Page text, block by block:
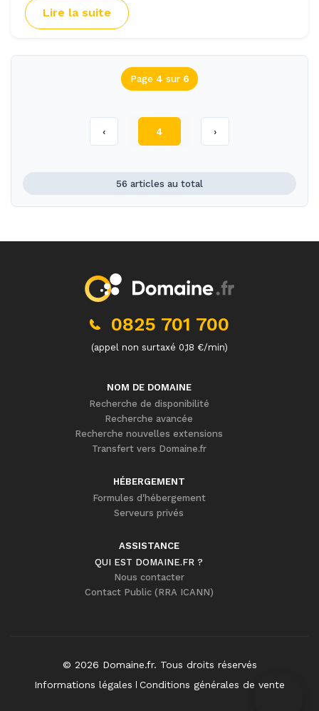
Lire la suite
Page 4 sur 6
‹ 4 ›
56 articles au total
0825 701 700
(appel non surtaxé 0,18 €/min)
NOM DE DOMAINE
Recherche de disponibilité
Recherche avancée
Recherche nouvelles extensions
Transfert vers Domaine.fr
HÉBERGEMENT
Formules d'hébergement
Serveurs privés
ASSISTANCE
QUI EST DOMAINE.FR ?
Nous contacter
Contact Public (RRA ICANN)
© 2026 Domaine.fr. Tous droits réservés
Informations légales
Conditions générales de vente